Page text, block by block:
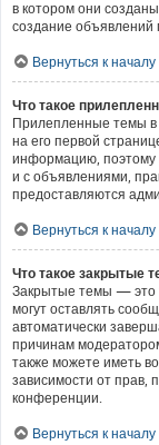
в котором они
создание объявлений
Вернуться к началу
Что такое
Прилепленные темы в
на его первой
информацию, поэтому
и с объявлениями,
предоставляются
Вернуться к началу
Что такое закрытые
Закрытые темы — это
могут оставлять
автоматически
причинам
также можете иметь
зависимости от прав,
конференции.
Вернуться к началу